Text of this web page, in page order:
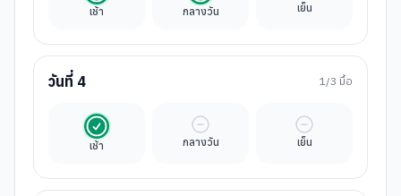
เช้า กลางวัน เย็น
วันที่ 4 1/3 มื้อ
เช้า
รวมในค่าทัวร์
กลางวัน
มื้ออิสระ
เย็น
มื้ออิสระ